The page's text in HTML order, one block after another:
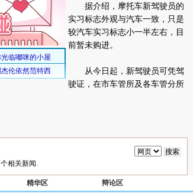
据介绍，摩托车新驾驶员的
实习标志外观与汽车一致，只是
较汽车实习标志小一半左右，目
前暂未购进。
从今日起，新驾驶员可凭驾
驶证，在市车管所及各车管分所
个相关新闻.
精华区 辩论区